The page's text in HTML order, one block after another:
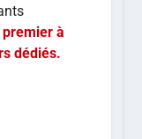
à
dédiés.